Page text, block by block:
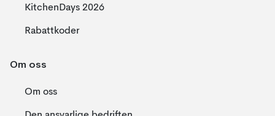
KitchenDays 2026
Rabattkoder
Om oss
Om oss